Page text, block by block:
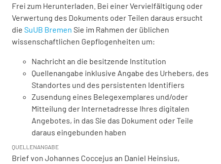
Frei zum Herunterladen. Bei einer Vervielfältigung oder
Verwertung des Dokuments oder Teilen daraus ersucht
die SuUB Bremen Sie im Rahmen der üblichen
wissenschaftlichen Gepflogenheiten um:
Nachricht an die besitzende Institution
Quellenangabe inklusive Angabe des Urhebers, des
Standortes und des persistenten Identifiers
Zusendung eines Belegexemplares und/oder
Mitteilung der Internetadresse Ihres digitalen
Angebotes, in das Sie das Dokument oder Teile
daraus eingebunden haben
QUELLENANGABE
Brief von Johannes Coccejus an Daniel Heinsius,